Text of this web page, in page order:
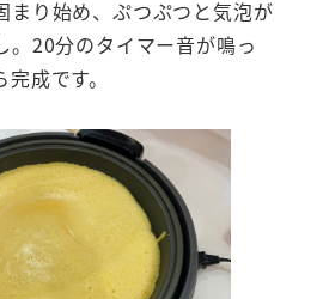
まり始め、ぷつぷつと気泡が
。20分のタイマー音が鳴っ
成です。